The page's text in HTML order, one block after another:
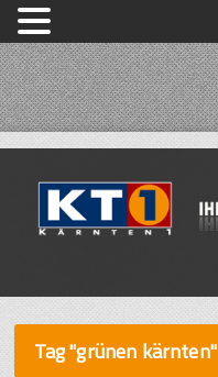
Tag "grünen kärnten"